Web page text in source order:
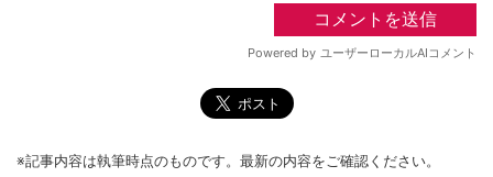
※記事内容は執筆時点のものです。最新の内容をご確認ください。